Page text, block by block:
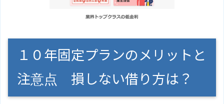
１０年固定プランのメリットと
注意点 損しない借り方は？